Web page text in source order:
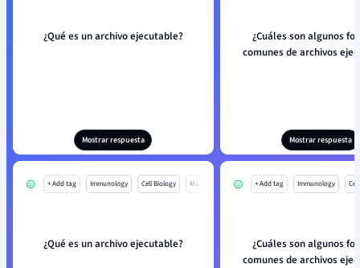
¿Qué es un archivo ejecutable?
Mostrar respuesta
¿Cuáles son algunos
comunes de archivos
Mostrar respuesta
+ Add tag Immunology Cell Biology Mo
¿Qué es un archivo ejecutable?
+ Add tag Immunology
¿Cuáles son algunos
comunes de archivos